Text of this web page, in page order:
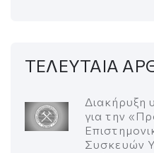
ΤΕΛΕΥΤΑΙΑ
Διακήρυξη
για την
Συσκευών